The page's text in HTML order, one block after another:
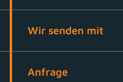
Wir senden mit
Anfrage